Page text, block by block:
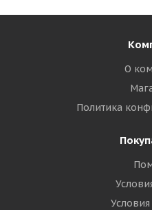
О
Политика